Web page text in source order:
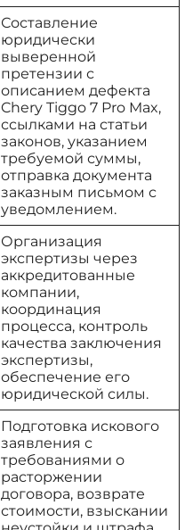
Составление
юридически
выверенной
претензии с
описанием дефекта
Chery Tiggo 7 Pro Max,
ссылками на статьи
законов, указанием
требуемой суммы,
отправка документа
заказным письмом с
уведомлением.
Организация
экспертизы через
аккредитованные
компании,
координация
процесса, контроль
качества заключения
экспертизы,
обеспечение его
юридической силы.
Подготовка искового
заявления с
требованиями о
расторжении
договора, возврате
стоимости, взыскании